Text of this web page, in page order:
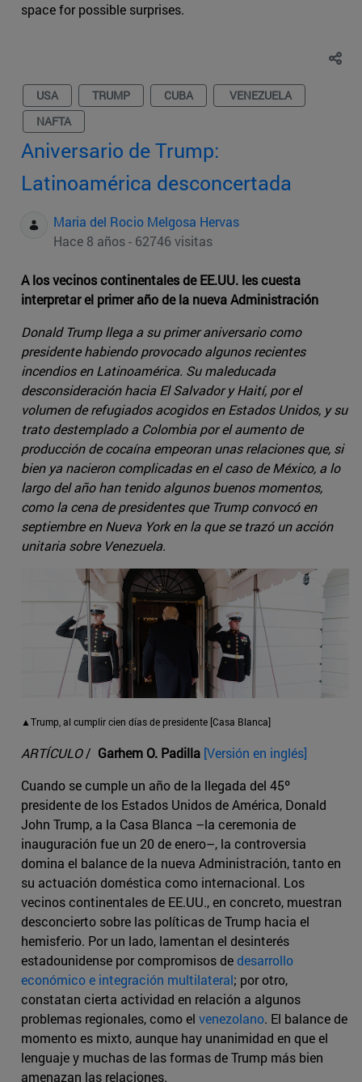
space for possible surprises.
USA TRUMP CUBA
VENEZUELA
NAFTA
Aniversario de Trump:
Latinoamérica desconcertada
Maria del Rocio Melgosa Hervas
Hace 8 años - 62746 visitas
A los vecinos continentales de EE.UU. les cuesta
interpretar el primer año de la nueva Administración
Donald Trump llega a su primer aniversario como
presidente habiendo provocado algunos recientes
incendios en Latinoamérica. Su maleducada
desconsideración hacia El Salvador y Haití, por el
volumen de refugiados acogidos en Estados Unidos, y su
trato destemplado a Colombia por el aumento de
producción de cocaína empeoran unas relaciones que, si
bien ya nacieron complicadas en el caso de México, a lo
largo del año han tenido algunos buenos momentos,
como la cena de presidentes que Trump convocó en
septiembre en Nueva York en la que se trazó un acción
unitaria sobre Venezuela.
▲Trump, al cumplir cien días de presidente [Casa Blanca]
ARTÍCULO/ Garhem O. Padilla [Versión en inglés]
Cuando se cumple un año de la llegada del 45º
presidente de los Estados Unidos de América, Donald
John Trump, a la Casa Blanca –la ceremonia de
inauguración fue un 20 de enero–, la controversia
domina el balance de la nueva Administración, tanto en
su actuación doméstica como internacional. Los
vecinos continentales de EE.UU., en concreto, muestran
desconcierto sobre las políticas de Trump hacia el
hemisferio. Por un lado, lamentan el desinterés
estadounidense por compromisos dedesarrollo
económico e integración multilateral; por otro,
constatan cierta actividad en relación a algunos
problemas regionales, como el venezolano. El balance de
momento es mixto, aunque hay unanimidad en que el
lenguaje y muchas de las formas de Trump más bien
amenazan las relaciones.